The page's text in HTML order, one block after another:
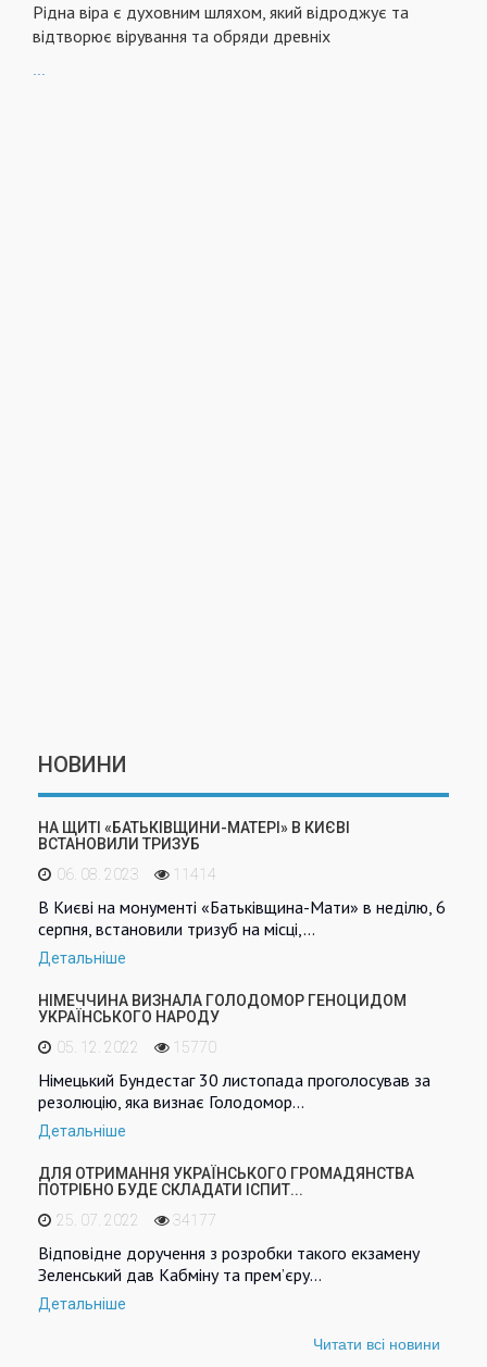
Рідна віра є духовним шляхом, який відроджує та
відтворює вірування та обряди древніх
...
НОВИНИ
НА ЩИТІ «БАТЬКІВЩИНИ-МАТЕРІ» В КИЄВІ
ВСТАНОВИЛИ ТРИЗУБ
06. 08. 2023
11414
В Києві на монументі «Батьківщина-Мати» в неділю, 6
серпня, встановили тризуб на місці,…
Детальніше
НІМЕЧЧИНА ВИЗНАЛА ГОЛОДОМОР ГЕНОЦИДОМ
УКРАЇНСЬКОГО НАРОДУ
05. 12. 2022
15770
Німецький Бундестаг 30 листопада проголосував за
резолюцію, яка визнає Голодомор…
Детальніше
ДЛЯ ОТРИМАННЯ УКРАЇНСЬКОГО ГРОМАДЯНСТВА
ПОТРІБНО БУДЕ СКЛАДАТИ ІСПИТ...
25. 07. 2022
34177
Відповідне доручення з розробки такого екзамену
Зеленський дав Кабміну та прем’єру…
Детальніше
Читати всі новини